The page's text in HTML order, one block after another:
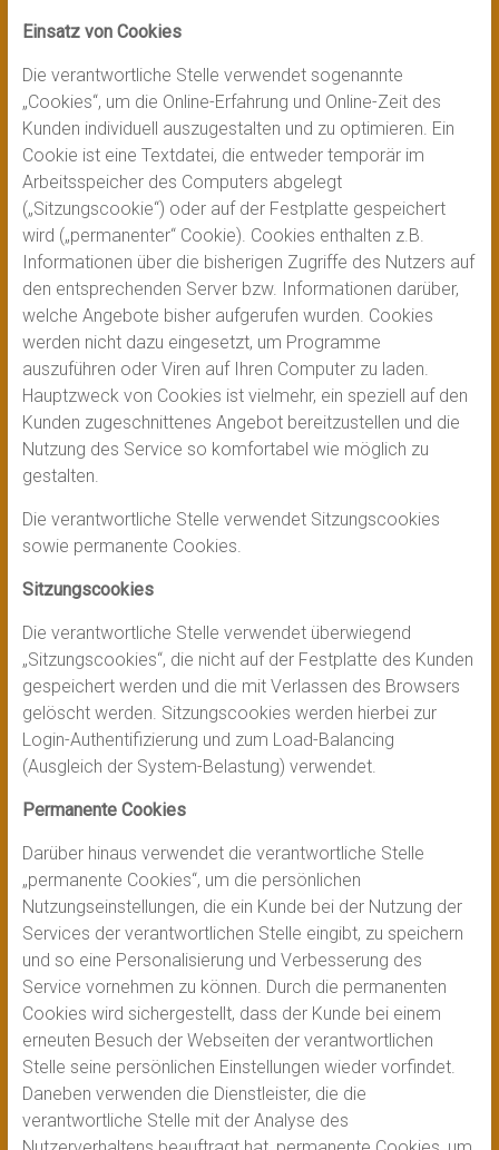
Einsatz von Cookies
Die verantwortliche Stelle verwendet sogenannte
„Cookies“, um die Online-Erfahrung und Online-Zeit des
Kunden individuell auszugestalten und zu optimieren. Ein
Cookie ist eine Textdatei, die entweder temporär im
Arbeitsspeicher des Computers abgelegt
(„Sitzungscookie“) oder auf der Festplatte gespeichert
wird („permanenter“ Cookie). Cookies enthalten z.B.
Informationen über die bisherigen Zugriffe des Nutzers auf
den entsprechenden Server bzw. Informationen darüber,
welche Angebote bisher aufgerufen wurden. Cookies
werden nicht dazu eingesetzt, um Programme
auszuführen oder Viren auf Ihren Computer zu laden.
Hauptzweck von Cookies ist vielmehr, ein speziell auf den
Kunden zugeschnittenes Angebot bereitzustellen und die
Nutzung des Service so komfortabel wie möglich zu
gestalten.
Die verantwortliche Stelle verwendet Sitzungscookies
sowie permanente Cookies.
Sitzungscookies
Die verantwortliche Stelle verwendet überwiegend
„Sitzungscookies“, die nicht auf der Festplatte des Kunden
gespeichert werden und die mit Verlassen des Browsers
gelöscht werden. Sitzungscookies werden hierbei zur
Login-Authentifizierung und zum Load-Balancing
(Ausgleich der System-Belastung) verwendet.
Permanente Cookies
Darüber hinaus verwendet die verantwortliche Stelle
„permanente Cookies“, um die persönlichen
Nutzungseinstellungen, die ein Kunde bei der Nutzung der
Services der verantwortlichen Stelle eingibt, zu speichern
und so eine Personalisierung und Verbesserung des
Service vornehmen zu können. Durch die permanenten
Cookies wird sichergestellt, dass der Kunde bei einem
erneuten Besuch der Webseiten der verantwortlichen
Stelle seine persönlichen Einstellungen wieder vorfindet.
Daneben verwenden die Dienstleister, die die
verantwortliche Stelle mit der Analyse des